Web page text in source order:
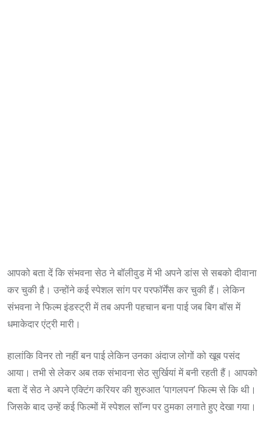
आपको बता दें कि संभवना सेठ ने बॉलीवुड में भी अपने डांस से सबको दीवाना
कर चुकी है। उन्होंने कई स्पेशल सांग पर परफॉर्मेंस कर चुकी हैं। लेकिन
संभवना ने फिल्म इंडस्ट्री में तब अपनी पहचान बना पाई जब बिग बॉस में
धमाकेदार एंट्री मारी।
हालांकि विनर तो नहीं बन पाई लेकिन उनका अंदाज लोगों को खूब पसंद
आया। तभी से लेकर अब तक संभावना सेठ सुर्खियां में बनी रहती हैं। आपको
बता दें सेठ ने अपने एक्टिंग करियर की शुरुआत ‘पागलपन’ फिल्म से कि थी।
जिसके बाद उन्हें कई फिल्मों में स्पेशल सॉन्ग पर ठुमका लगाते हुए देखा गया।